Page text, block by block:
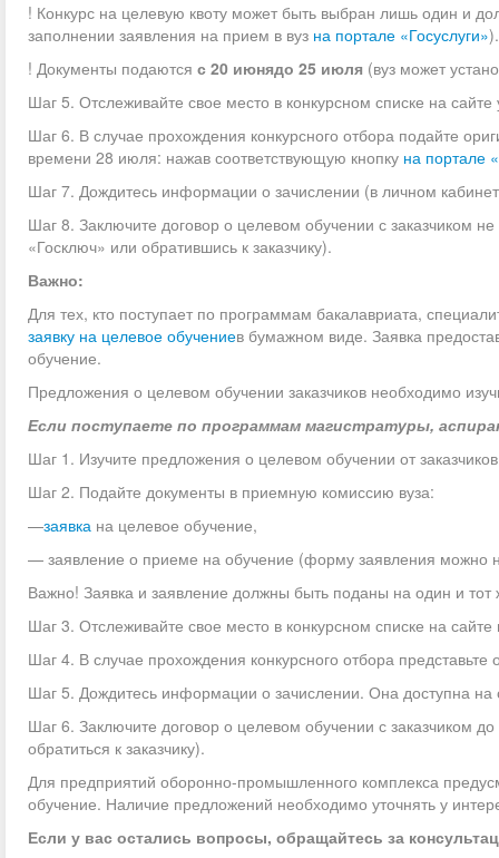
! Конкурс на целевую квоту может быть выбран лишь один и
заполнении заявления на прием в вуз на портале «Госуслуги»).
! Документы подаются с 20 июнядо 25 июля (вуз может
Шаг 5. Отслеживайте свое место в конкурсном списке на сайте
Шаг 6. В случае прохождения конкурсного отбора подайте
времени 28 июля: нажав соответствующую кнопку на портале
Шаг 7. Дождитесь информации о зачислении (в личном
Шаг 8. Заключите договор о целевом обучении с заказчиком
«Госключ» или обратившись к заказчику).
Важно:
Для тех, кто поступает по программам бакалавриата,
заявку на целевое обучениев бумажном виде. Заявка
обучение.
Предложения о целевом обучении заказчиков необходимо
Если поступаете по программам магистратуры,
Шаг 1. Изучите предложения о целевом обучении от
Шаг 2. Подайте документы в приемную комиссию вуза:
—заявка на целевое обучение,
— заявление о приеме на обучение (форму заявления можно
Важно! Заявка и заявление должны быть поданы на один и тот
Шаг 3. Отслеживайте свое место в конкурсном списке на сайте
Шаг 4. В случае прохождения конкурсного отбора
Шаг 5. Дождитесь информации о зачислении. Она доступна на
Шаг 6. Заключите договор о целевом обучении с заказчиком
обратиться к заказчику).
Для предприятий оборонно-промышленного комплекса
обучение. Наличие предложений необходимо уточнять у
Если у вас остались вопросы, обращайтесь за